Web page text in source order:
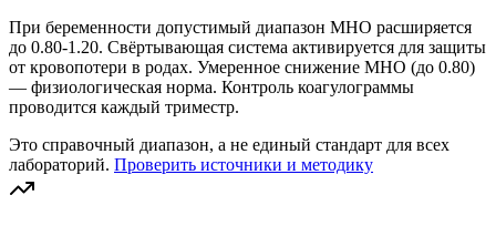
При беременности допустимый диапазон МНО расширяется
до 0.80-1.20. Свёртывающая система активируется для защиты
от кровопотери в родах. Умеренное снижение МНО (до 0.80)
— физиологическая норма. Контроль коагулограммы
проводится каждый триместр.
Это справочный диапазон, а не единый стандарт для всех
лабораторий. Проверить источники и методику